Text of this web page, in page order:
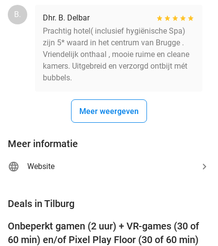
B.
Dhr. B. Delbar
Prachtig hotel( inclusief hygiënische Spa)
zijn 5* waard in het centrum van Brugge .
Vriendelijk onthaal , mooie ruime en cleane
kamers. Uitgebreid en verzorgd ontbijt mét
bubbels.
Meer weergeven
Meer informatie
Website
Deals in Tilburg
49%
Onbeperkt gamen (2 uur) + VR-games (30 of
60 min) en/of Pixel Play Floor (30 of 60 min)